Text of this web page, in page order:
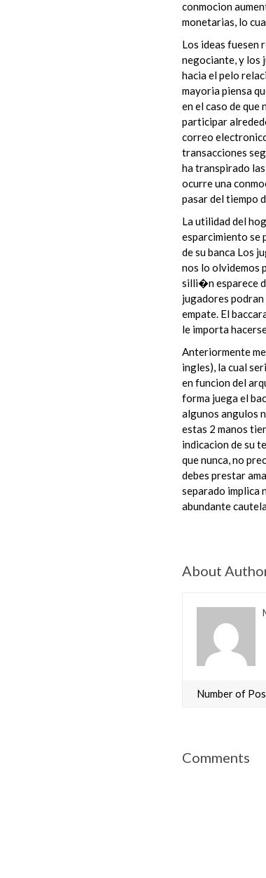
conmocion
monetarias, lo
Los ideas fuesen
negociante, y los
hacia el pelo
mayoria piensa
en el caso de
participar
correo
transacciones
ha transpirado
ocurre una
pasar del tiempo
La utilidad del
esparcimiento se
de su banca Los
nos lo olvidemos
silli�n esparece
jugadores podran
empate. El
le importa
Anteriormente
ingles), la cual
en funcion del
forma juega el
algunos angulos
estas 2 manos
indicacion de su
que nunca, no
debes prestar
separado implica
abundante
About
Number of
Comments